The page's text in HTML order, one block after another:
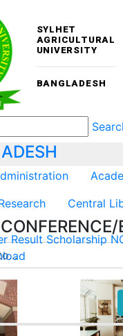
SYLHET
AGRICULTURAL
UNIVERSITY
BANGLADESH
Central
Result Scholarship